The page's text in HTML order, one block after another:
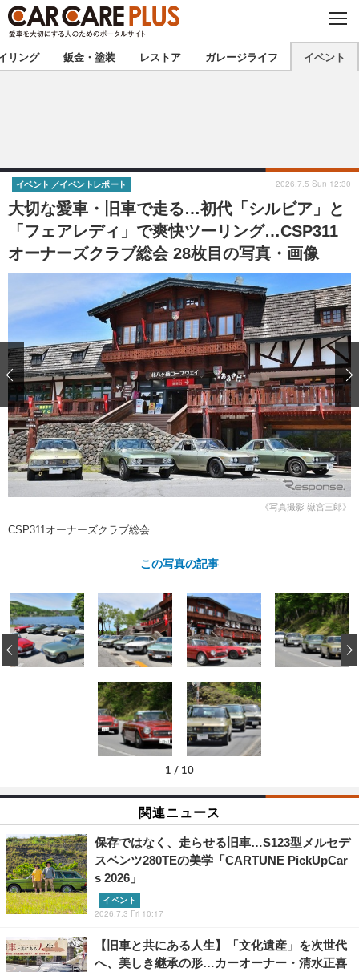
C
O
S
E
★カーケアプラス認定★ 厳選プロショップを地域から探す
甲信越 北陸
東海 関西
中国 四国
沖縄
ショップレポート 愛車 File
自動車豆知識 ストップ！不具合修理＆粗悪修理
鈑金・塗装
ディテイリング
ディテイリング 洗車
ヘッドライト磨き コーティング
フィルム・ラッピング
鈑金・塗装
小キズ直し 防錆
特集記事
ストップ 不具合修理＆粗悪修理
カーメーカー「旧車」関連プロジェ
クト
ショップ紹介
ショップレポート プロショップ検索
レストア
カーメーカー「旧車」関連プロジ
イベント
リング 鈑金・塗装 レストア ガレージライフ イベント
大切な愛車・旧車で走る…初代「シルビア」と
「フェアレディ」で爽快ツーリング…CSP311
オーナーズクラブ総会 28枚目の写真・画像
イベント イベントレポート 2026.7.5 Sun 12:30
《写真撮影 嶽宮三郎》
CSP311オーナーズクラブ総会
この写真の記事
1 / 10
‹
関連ニュース
保存ではなく、走らせる旧車…S123型メルセデ
スベンツ280TEの美学「CARTUNE PickUpCar
s 2026」
イベント
2026.7.3 Fri 10:17
【旧車と共にある人生】「文化遺産」を次世代
へ、美しき継承の形…カーオーナー・清水正喜